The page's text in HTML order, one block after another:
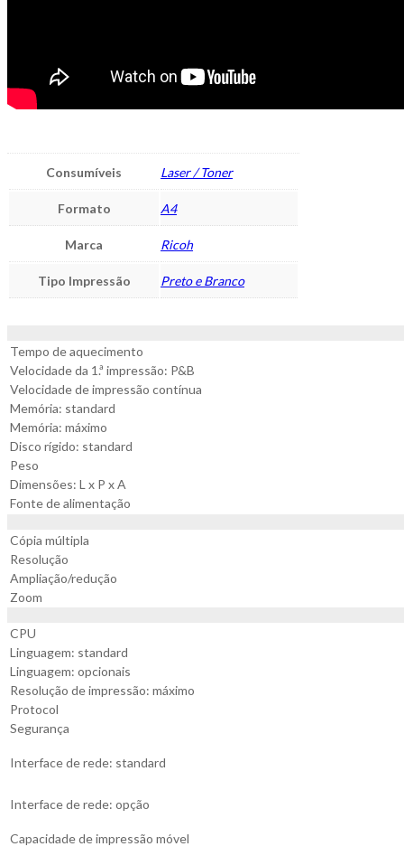
Consumíveis Laser / Toner
Formato A4
Marca Ricoh
Tipo Impressão Preto e Branco
Tempo de aquecimento
Velocidade da 1.ª impressão: P&B
Velocidade de impressão contínua
Memória: standard
Memória: máximo
Disco rígido: standard
Peso
Dimensões: L x P x A
Fonte de alimentação
Cópia múltipla
Resolução
Ampliação/redução
Zoom
CPU
Linguagem: standard
Linguagem: opcionais
Resolução de impressão: máximo
Protocol
Segurança
Interface de rede: standard
Interface de rede: opção
Capacidade de impressão móvel